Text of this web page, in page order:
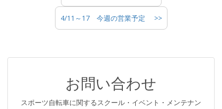
4/11～17 今週の営業予定 >>
お問い合わせ
スポーツ自転車に関するスクール・イベント・メンテナン